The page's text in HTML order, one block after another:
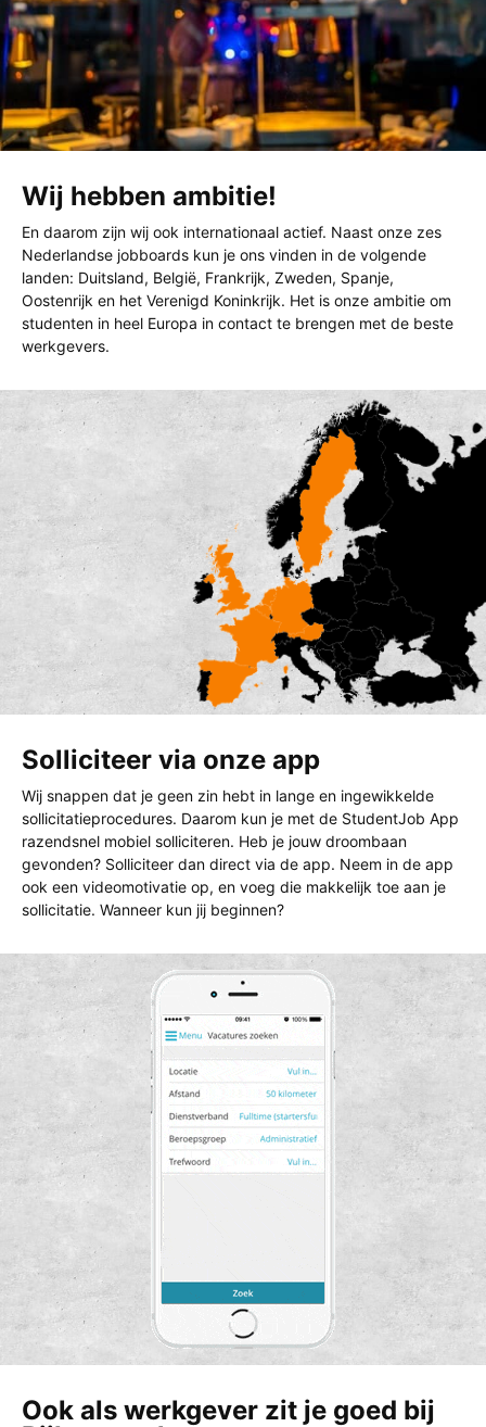
Wij hebben ambitie!
En daarom zijn wij ook internationaal actief. Naast onze zes
Nederlandse jobboards kun je ons vinden in de volgende
landen: Duitsland, België, Frankrijk, Zweden, Spanje,
Oostenrijk en het Verenigd Koninkrijk. Het is onze ambitie om
studenten in heel Europa in contact te brengen met de beste
werkgevers.
Solliciteer via onze app
Wij snappen dat je geen zin hebt in lange en ingewikkelde
sollicitatieprocedures. Daarom kun je met de StudentJob App
razendsnel mobiel solliciteren. Heb je jouw droombaan
gevonden? Solliciteer dan direct via de app. Neem in de app
ook een videomotivatie op, en voeg die makkelijk toe aan je
sollicitatie. Wanneer kun jij beginnen?
Ook als werkgever zit je goed bij